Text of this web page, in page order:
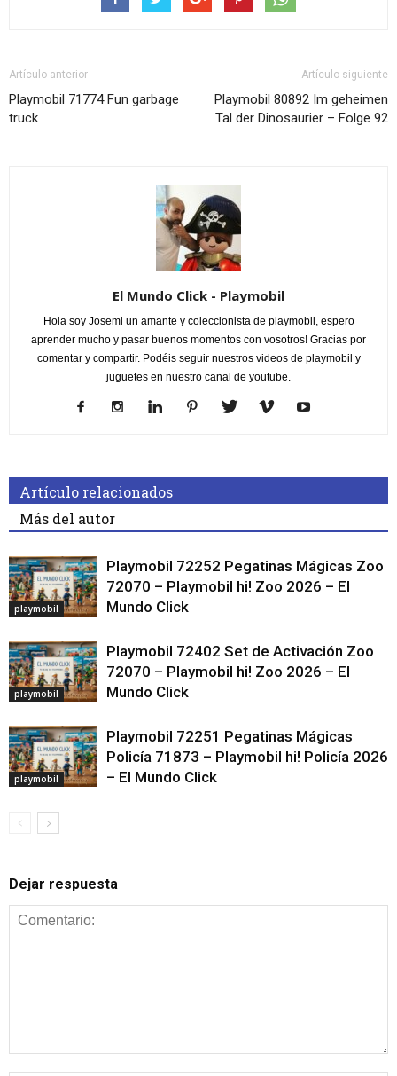
Artículo anterior
Playmobil 71774 Fun garbage
truck
Artículo siguiente
Playmobil 80892 Im geheimen
Tal der Dinosaurier – Folge 92
El Mundo Click - Playmobil
Hola soy Josemi un amante y coleccionista de playmobil, espero
aprender mucho y pasar buenos momentos con vosotros! Gracias por
comentar y compartir. Podéis seguir nuestros videos de playmobil y
juguetes en nuestro canal de youtube.
Artículo relacionados
Más del autor
playmobil
Playmobil 72252 Pegatinas Mágicas Zoo
72070 – Playmobil hi! Zoo 2026 – El
Mundo Click
playmobil
Playmobil 72402 Set de Activación Zoo
72070 – Playmobil hi! Zoo 2026 – El
Mundo Click
playmobil
Playmobil 72251 Pegatinas Mágicas
Policía 71873 – Playmobil hi! Policía 2026
– El Mundo Click
Dejar respuesta